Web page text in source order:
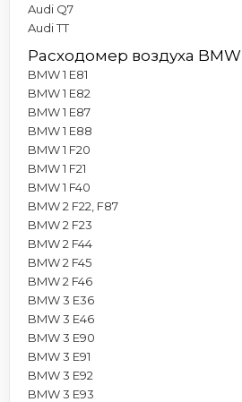
Audi Q7
Audi TT
Расходомер воздуха BMW
BMW 1 E81
BMW 1 E82
BMW 1 E87
BMW 1 E88
BMW 1 F20
BMW 1 F21
BMW 1 F40
BMW 2 F22, F87
BMW 2 F23
BMW 2 F44
BMW 2 F45
BMW 2 F46
BMW 3 E36
BMW 3 E46
BMW 3 E90
BMW 3 E91
BMW 3 E92
BMW 3 E93